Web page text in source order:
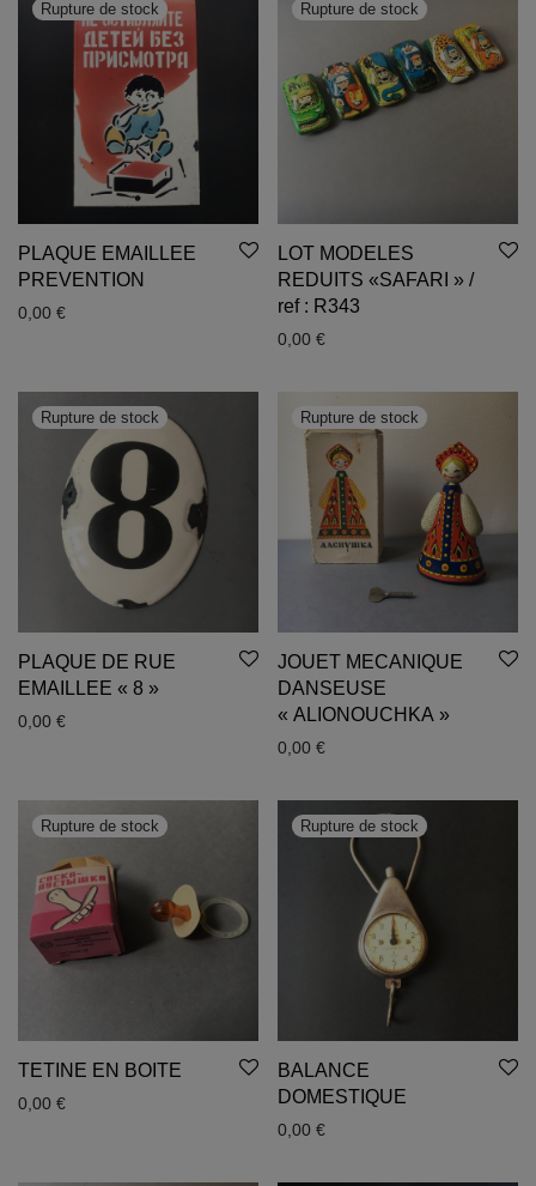
PLAQUE EMAILLEE
PREVENTION
0,00 €
LOT MODELES
REDUITS «SAFARI » /
ref : R343
0,00 €
PLAQUE DE RUE
EMAILLEE « 8 »
0,00 €
JOUET MECANIQUE
DANSEUSE
« ALIONOUCHKA »
0,00 €
TETINE EN BOITE
0,00 €
BALANCE
DOMESTIQUE
0,00 €